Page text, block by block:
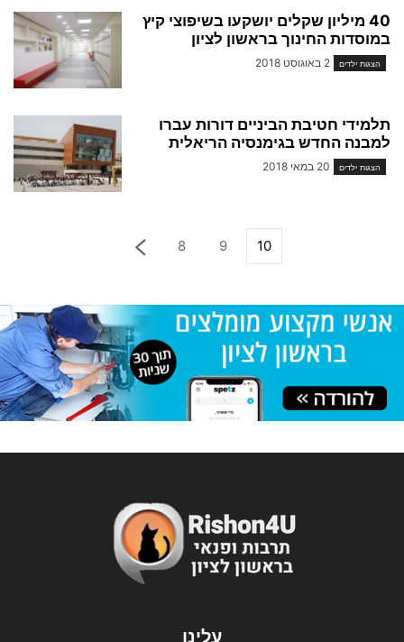
40 מיליון שקלים יושקעו בשיפוצי קיץ
במוסדות החינוך בראשון לציון
הצגות ילדים 2 באוגוסט 2018
תלמידי חטיבת הביניים דורות עברו
למבנה החדש בגימנסיה הריאלית
הצגות ילדים 20 במאי 2018
8 9 10
עלינו